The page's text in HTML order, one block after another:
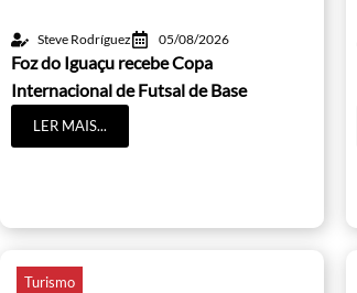
Steve Rodríguez 05/08/2026
Foz do Iguaçu recebe Copa
Internacional de Futsal de Base
LER MAIS...
Turismo